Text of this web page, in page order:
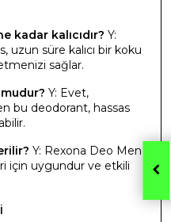
kadar kalıcıdır? Y:
uzun süre kalıcı bir koku
sağlar.
Y: Evet,
bu deodorant, hassas
Y: Rexona Deo Men
için uygundur ve etkili